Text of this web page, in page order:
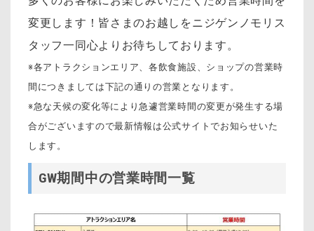
変更します！ 皆さまのお越しをニジゲンノモリス
タッフ一同心よりお待ちしております。
※各アトラクションエリア、各飲食施設、ショップの営業時
間につきましては下記の通りの営業となります。
※急な天候の変化等により急遽営業時間の変更が発生する場
合がございますので最新情報は公式サイトでお知らせいた
します。
GW期間中の営業時間一覧